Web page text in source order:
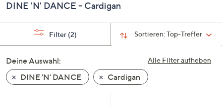
Pfeiltasten
nach
und
nach
unten
oder
DINE 'N' DANCE - Cardigan
Sortieren:Top-Treffer
Filter (2)
Alle Filter aufheben
Deine Auswahl:
DINE 'N' DANCE
Cardigan